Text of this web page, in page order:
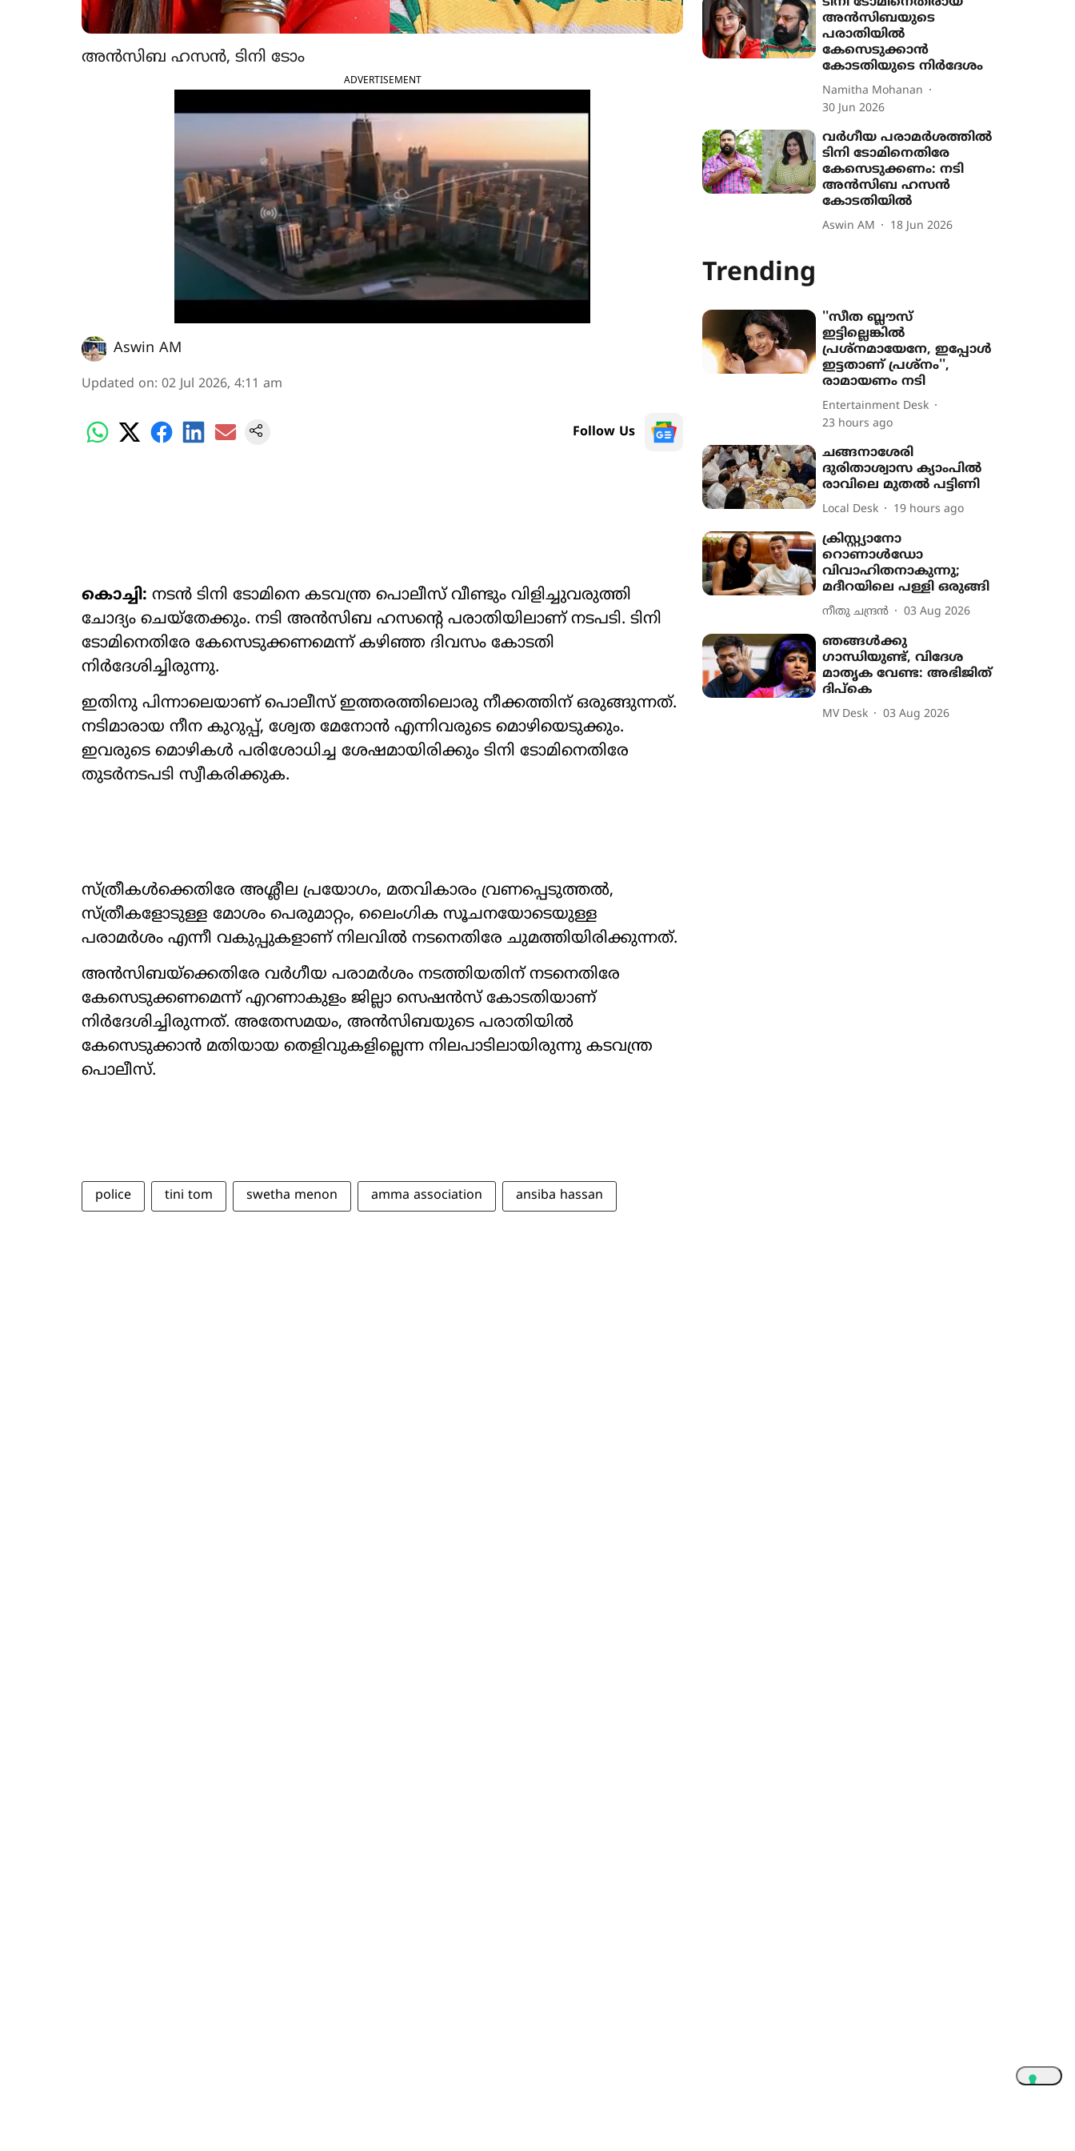
അൻസിബ ഹസൻ, ടിനി ടോം
ADVERTISEMENT
Aswin AM
Updated on: 02 Jul 2026, 4:11 am
Follow Us
കൊച്ചി: നടൻ ടിനി ടോമിനെ കടവന്ത്ര പൊലീസ് വീണ്ടും വിളിച്ചുവരുത്തി
ചോദ‍്യം ചെയ്തേക്കും. നടി അൻസിബ ഹസന്‍റെ പരാതിയിലാണ് നടപടി. ടിനി
ടോമിനെതിരേ കേസെടുക്കണമെന്ന് കഴിഞ്ഞ ദിവസം കോടതി
നിർദേശിച്ചിരുന്നു.
ഇതിനു പിന്നാലെയാണ് പൊലീസ് ഇത്തരത്തിലൊരു നീക്കത്തിന് ഒരുങ്ങുന്നത്.
നടിമാരായ നീന കുറുപ്പ്, ശ്വേത മേനോൻ എന്നിവരുടെ മൊഴിയെടുക്കും.
ഇവരുടെ മൊഴികൾ പരിശോധിച്ച ശേഷമായിരിക്കും ടിനി ടോമിനെതിരേ
തുടർനടപടി സ്വീകരിക്കുക.
സ്ത്രീകൾക്കെതിരേ അശ്ലീല പ്രയോഗം, മതവികാരം വ്രണപ്പെടുത്തൽ,
സ്ത്രീകളോടുള്ള മോശം പെരുമാറ്റം, ലൈംഗിക സൂചനയോടെയുള്ള
പരാമർശം എന്നീ വകുപ്പുകളാണ് നിലവിൽ നടനെതിരേ ചുമത്തിയിരിക്കുന്നത്.
അൻസിബയ്ക്കെതിരേ വർഗീയ പരാമർശം നടത്തിയതിന് നടനെതിരേ
കേസെടുക്കണമെന്ന് എറണാകുളം ജില്ലാ സെഷൻസ് കോടതിയാണ്
നിർദേശിച്ചിരുന്നത്. അതേസമയം, അൻസിബയുടെ പരാതിയിൽ
കേസെടുക്കാൻ മതിയായ തെളിവുകളില്ലെന്ന നിലപാടിലായിരുന്നു കടവന്ത്ര
പൊലീസ്.
police tini tom swetha menon amma association ansiba hassan
അൻസിബയുടെ
പരാതിയിൽ
കേസെടുക്കാൻ
കോടതിയുടെ നിർദേശം
Namitha Mohanan
30 Jun 2026
വർഗീയ പരാമർശത്തിൽ
ടിനി ടോമിനെതിരേ
കേസെടുക്കണം: നടി
അൻസിബ ഹസൻ
കോടതിയിൽ
Aswin AM 18 Jun 2026
Trending
''സീത ബ്ലൗസ്
ഇട്ടില്ലെങ്കിൽ
പ്രശ്നമായേനേ, ഇപ്പോൾ
ഇട്ടതാണ് പ്രശ്നം'',
രാമായണം നടി
Entertainment Desk
23 hours ago
ചങ്ങനാശേരി
ദുരിതാശ്വാസ ക്യാംപിൽ
രാവിലെ മുതൽ പട്ടിണി
Local Desk 19 hours ago
ക്രിസ്റ്റ്യാനോ
റൊണാൾഡോ
വിവാഹിതനാകുന്നു;
മദീറയിലെ പള്ളി ഒരുങ്ങി
നീതു ചന്ദ്രൻ 03 Aug 2026
ഞങ്ങൾക്കു
ഗാന്ധിയുണ്ട്, വിദേശ
മാതൃക വേണ്ട: അഭിജിത്
ദിപ്കെ
MV Desk 03 Aug 2026